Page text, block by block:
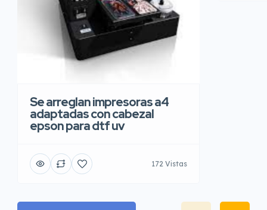
Se arreglan impresoras a4
adaptadas con cabezal
epson para dtf uv
172 Vistas